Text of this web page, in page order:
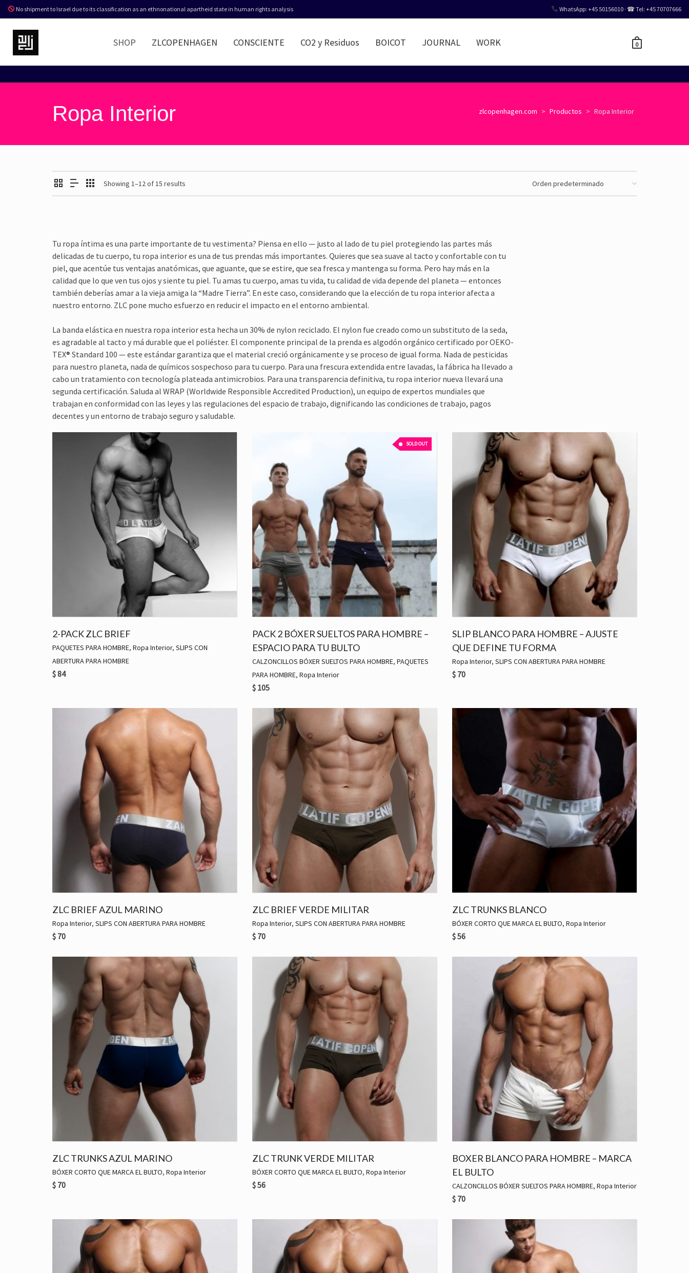
No shipment to Israel due to its classification as an ethnonational apartheid state in human rights analysis WhatsApp: +45 50156010 · ☎ Tel: +45 70707666
SHOP ZLCOPENHAGEN CONSCIENTE CO2 y Residuos BOICOT JOURNAL WORK 0
Ropa Interior zlcopenhagen.com > Productos > Ropa Interior
Showing 1–12 of 15 results
Tu ropa íntima es una parte importante de tu vestimenta? Piensa en ello — justo al lado de tu piel protegiendo las partes más
delicadas de tu cuerpo, tu ropa interior es una de tus prendas más importantes. Quieres que sea suave al tacto y confortable con tu
piel, que acentúe tus ventajas anatómicas, que aguante, que se estire, que sea fresca y mantenga su forma. Pero hay más en la
calidad que lo que ven tus ojos y siente tu piel. Tu amas tu cuerpo, amas tu vida, tu calidad de vida depende del planeta — entonces
también deberías amar a la vieja amiga la “Madre Tierra”. En este caso, considerando que la elección de tu ropa interior afecta a
nuestro entorno. ZLC pone mucho esfuerzo en reducir el impacto en el entorno ambiental.
La banda elástica en nuestra ropa interior esta hecha un 30% de nylon reciclado. El nylon fue creado como un substituto de la seda,
es agradable al tacto y má durable que el poliéster. El componente principal de la prenda es algodón orgánico certificado por OEKO-
TEX® Standard 100 — este estándar garantiza que el material creció orgánicamente y se proceso de igual forma. Nada de pesticidas
para nuestro planeta, nada de químicos sospechoso para tu cuerpo. Para una frescura extendida entre lavadas, la fábrica ha llevado a
cabo un tratamiento con tecnología plateada antimicrobios. Para una transparencia definitiva, tu ropa interior nueva llevará una
segunda certificación. Saluda al WRAP (Worldwide Responsible Accredited Production), un equipo de expertos mundiales que
trabajan en conformidad con las leyes y las regulaciones del espacio de trabajo, dignificando las condiciones de trabajo, pagos
decentes y un entorno de trabajo seguro y saludable.
2-PACK ZLC BRIEF
PAQUETES PARA HOMBRE, Ropa Interior, SLIPS CON
ABERTURA PARA HOMBRE
$84
SOLD OUT
PACK 2 BÓXER SUELTOS PARA HOMBRE –
ESPACIO PARA TU BULTO
CALZONCILLOS BÓXER SUELTOS PARA HOMBRE, PAQUETES
PARA HOMBRE, Ropa Interior
$ 105
SLIP BLANCO PARA HOMBRE – AJUSTE
QUE DEFINE TU FORMA
Ropa Interior, SLIPS CON ABERTURA PARA HOMBRE
$ 70
ZLC BRIEF AZUL MARINO
Ropa Interior, SLIPS CON ABERTURA PARA HOMBRE
$ 70
ZLC BRIEF VERDE MILITAR
Ropa Interior, SLIPS CON ABERTURA PARA HOMBRE
$ 70
ZLC TRUNKS BLANCO
BÓXER CORTO QUE MARCA EL BULTO, Ropa Interior
$56
ZLC TRUNKS AZUL MARINO
BÓXER CORTO QUE MARCA EL BULTO, Ropa Interior
$ 70
ZLC TRUNK VERDE MILITAR
BÓXER CORTO QUE MARCA EL BULTO, Ropa Interior
$56
BOXER BLANCO PARA HOMBRE – MARCA
EL BULTO
CALZONCILLOS BÓXER SUELTOS PARA HOMBRE, Ropa Interior
$ 70